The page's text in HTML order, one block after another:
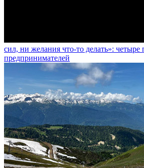
сил, ни желания что-то делать»: четыре
предпринимателей